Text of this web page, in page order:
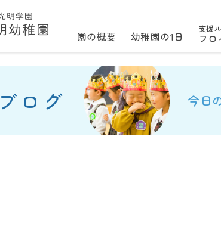
園の概要 幼稚園の1日
支援
フ
ブログ 今日